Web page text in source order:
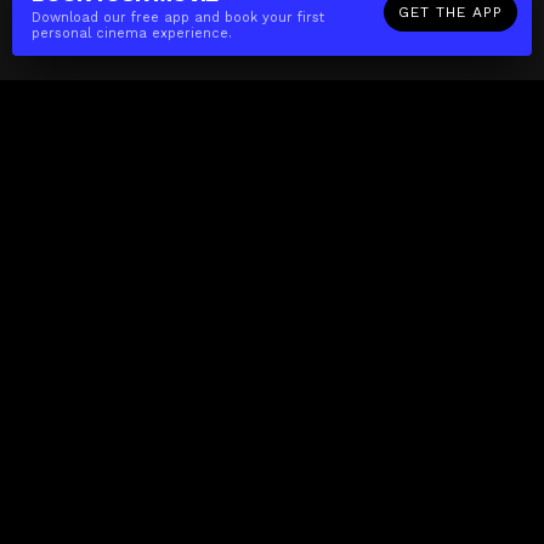
Download our free app and book your first
personal cinema experience.
GET THE APP